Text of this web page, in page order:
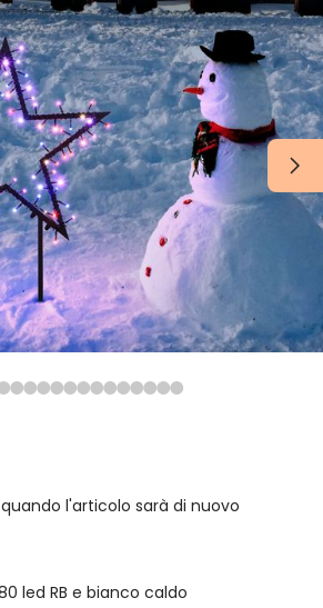
l'articolo sarà di nuovo
led RB e bianco caldo